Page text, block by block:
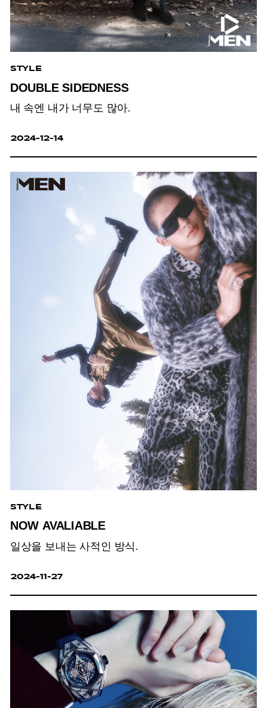
STYLE
DOUBLE SIDEDNESS
내 속엔 내가 너무도 많아.
2024-12-14
STYLE
NOW AVALIABLE
일상을 보내는 사적인 방식.
2024-11-27